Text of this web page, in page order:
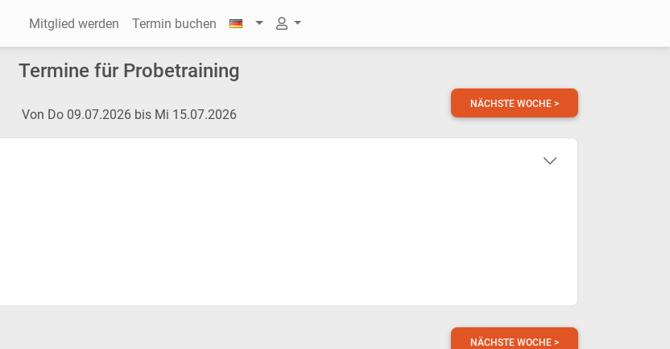
Mitglied werden Termin buchen
Termine für Probetraining
Von Do 09.07.2026 bis Mi 15.07.2026
NÄCHSTE WOCHE >
NÄCHSTE WOCHE >